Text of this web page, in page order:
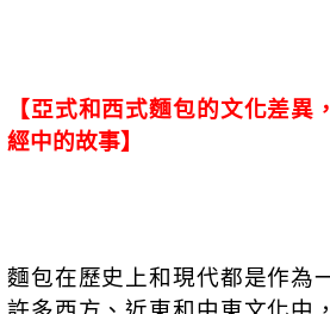
【亞式和西式麵包的文化差異
經中的故事】
麵包在歷史上和現代都是作為